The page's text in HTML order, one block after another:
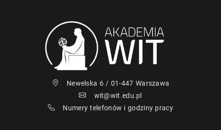
Newelska 6 / 01-447 Warszawa
wit@wit.edu.pl
Numery telefonów i godziny pracy